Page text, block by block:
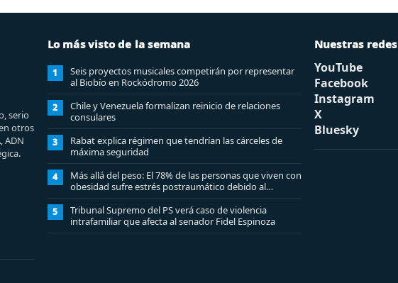
serio
otros
ADN
Lo más visto de la semana
1
Seis proyectos musicales competirán por representar
al Biobío en Rockódromo 2026
2
Chile y Venezuela formalizan reinicio de relaciones
consulares
3
Rabat explica régimen que tendrían las cárceles de
máxima seguridad
4
Más allá del peso: El 78% de las personas que viven con
obesidad sufre estrés postraumático debido al
estigma
5
Tribunal Supremo del PS verá caso de violencia
intrafamiliar que afecta al senador Fidel Espinoza
Nuestras redes
YouTube
Facebook
Instagram
X
Bluesky